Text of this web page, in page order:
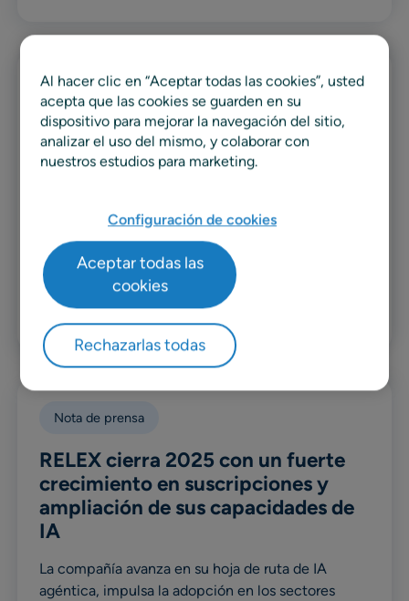
Nota de prensa
RELEX lanza Franchise Pricing para
proteger los márgenes en las redes
La mejora de RELEX Price Optimization ofrece
recomendaciones de precios adaptables y
estrategias coordinadas entre tiendas propias y
franquiciadas.
Nota de prensa
RELEX cierra 2025 con un fuerte
crecimiento en suscripciones y
ampliación de sus capacidades de
IA
La compañía avanza en su hoja de ruta de IA
agéntica, impulsa la adopción en los sectores
Al hacer clic en “Aceptar todas las cookies”, usted
acepta que las cookies se guarden en su
dispositivo para mejorar la navegación del sitio,
analizar el uso del mismo, y colaborar con
nuestros estudios para marketing.
Configuración de cookies
Rechazarlas todas
Aceptar todas las
cookies